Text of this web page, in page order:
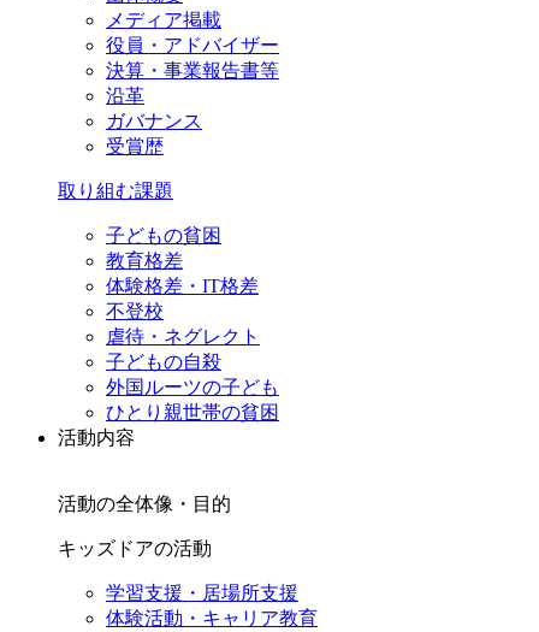
メディア掲載
役員・アドバイザー
決算・事業報告書等
沿革
ガバナンス
受賞歴
取り組む課題
子どもの貧困
教育格差
体験格差・IT格差
不登校
虐待・ネグレクト
子どもの自殺
外国ルーツの子ども
ひとり親世帯の貧困
活動内容
活動の全体像・目的
キッズドアの活動
学習支援・居場所支援
体験活動・キャリア教育